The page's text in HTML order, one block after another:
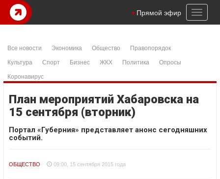
Toggle
Прямой эфир
Все новости Экономика Общество
Правопорядок
Культура
Спорт Бизнес ЖКХ Политика
Опросы
Коронавирус
План мероприятий Хабаровска на
15 сентября (вторник)
Портал «Губерния» представляет анонс сегодняшних
событий.
ОБЩЕСТВО 09:00, 15 сентября 2015 года